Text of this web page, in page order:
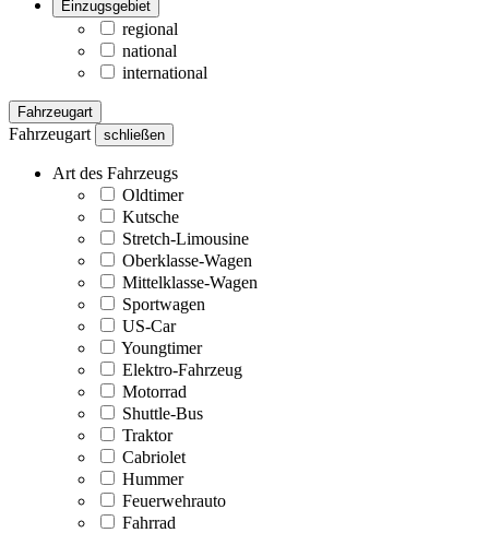
Einzugsgebiet
regional
national
international
Fahrzeugart
Fahrzeugart schließen
Art des Fahrzeugs
Oldtimer
Kutsche
Stretch-Limousine
Oberklasse-Wagen
Mittelklasse-Wagen
Sportwagen
US-Car
Youngtimer
Elektro-Fahrzeug
Motorrad
Shuttle-Bus
Traktor
Cabriolet
Hummer
Feuerwehrauto
Fahrrad